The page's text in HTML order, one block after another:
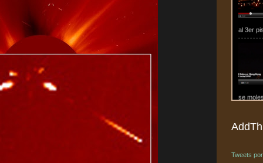
se
¿Nibiru,
Estaba
Tweets